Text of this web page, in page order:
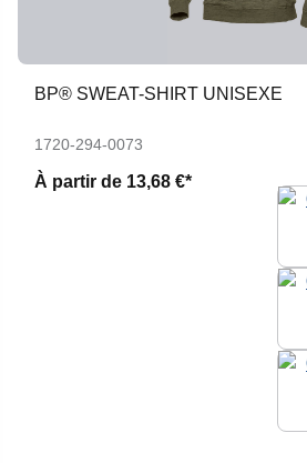
BP® SWEAT-SHIRT UNISEXE
1720-294-0073
À partir de 13,68 €*